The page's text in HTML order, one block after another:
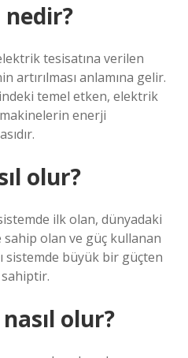
tesisatına verilen
artırılması anlamına gelir.
temel etken, elektrik
enerji
olur?
ilk olan, dünyadaki
olan ve güç kullanan
sistemde büyük bir güçten
olur?